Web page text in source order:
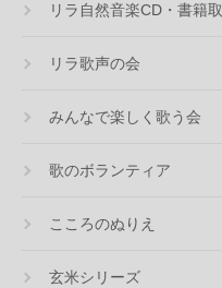
リラ自然音楽CD・書籍
リラ歌声の会
みんなで楽しく歌う会
歌のボランティア
こころのぬりえ
玄米シリーズ